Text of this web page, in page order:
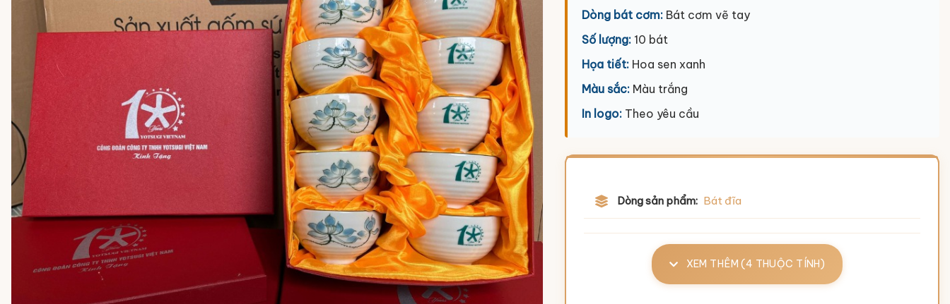
Dòng bát cơm: Bát cơm vẽ tay
Số lượng: 10 bát
Họa tiết: Hoa sen xanh
Màu sắc: Màu trắng
In logo: Theo yêu cầu
Dòng sản phẩm: Bát đĩa
XEM THÊM (4 THUỘC TÍNH)